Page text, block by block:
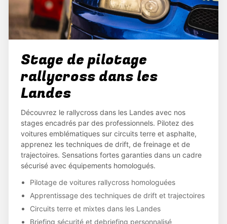
Stage de pilotage
rallycross dans les
Landes
Découvrez le rallycross dans les Landes avec nos
stages encadrés par des professionnels. Pilotez des
voitures emblématiques sur circuits terre et asphalte,
apprenez les techniques de drift, de freinage et de
trajectoires. Sensations fortes garanties dans un cadre
sécurisé avec équipements homologués.
Pilotage de voitures rallycross homologuées
Apprentissage des techniques de drift et trajectoires
Circuits terre et mixtes dans les Landes
Briefing sécurité et debriefing personnalisé